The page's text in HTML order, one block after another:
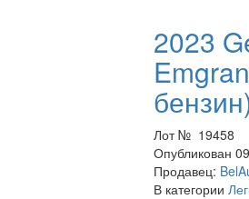
2023
Лот № 19458
Опубликован
Продавец:
В категории